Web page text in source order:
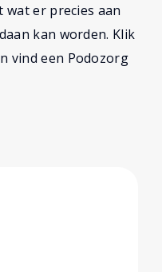
wat er precies aan
kan worden. Klik
vind een Podozorg